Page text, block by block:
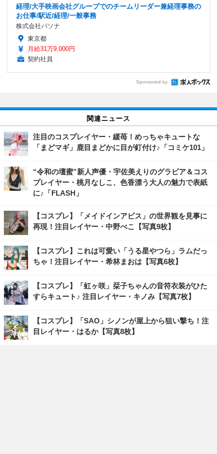
経理/大手映画会社グループでのチームリーダー兼経理事務の
お仕事/駅近/経理/一般事務
株式会社パソナ
東京都
月給31万9,000円
契約社員
Sponsored by
関連ニュース
注目のコスプレイヤー・緩苺！めっちゃキュートな
「まどマギ」鹿目まどかに目が釘付け♪「コミケ101」
“令和の壇蜜”新人声優・宇佐美えりのグラビア＆コス
プレイヤー・桃月なしこ、色香漂う大人の魅力で表紙
に♪「FLASH」
【コスプレ】「メイドインアビス」の世界観を見事に
再現！注目レイヤー・中野べこ【写真9枚】
【コスプレ】これは可愛い「うる星やつら」ラムだっ
ちゃ！注目レイヤー・希林まおは【写真6枚】
【コスプレ】「虹ヶ咲」栞子ちゃんの音符衣装がひた
すらキュート♪ 注目レイヤー・キノみ【写真7枚】
【コスプレ】「SAO」シノンが屋上から狙い撃ち！注
目レイヤー・はるか【写真8枚】